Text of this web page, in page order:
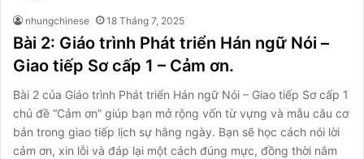
nhungchinese 18 Tháng 7, 2025
Bài 2: Giáo trình Phát triển Hán ngữ Nói –
Giao tiếp Sơ cấp 1 – Cảm ơn.
Bài 2 của Giáo trình Phát triển Hán ngữ Nói – Giao tiếp Sơ cấp 1
chủ đề “Cảm ơn” giúp bạn mở rộng vốn từ vựng và mẫu câu cơ
bản trong giao tiếp lịch sự hằng ngày. Bạn sẽ học cách nói lời
cảm ơn, xin lỗi và đáp lại một cách đúng mực, đồng thời nắm